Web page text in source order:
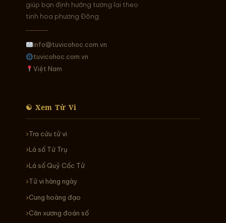
giúp bạn định hướng tương lai theo
tinh hoa phương Đông.
info@tuvicohoc.com.vn
tuvicohoc.com.vn
Việt Nam
☯ Xem Tử Vi
Tra cứu tử vi
Lá số Tứ Trụ
Lá số Quỷ Cốc Tử
Tử vi hàng ngày
Cung hoàng đạo
Cân xương đoán số